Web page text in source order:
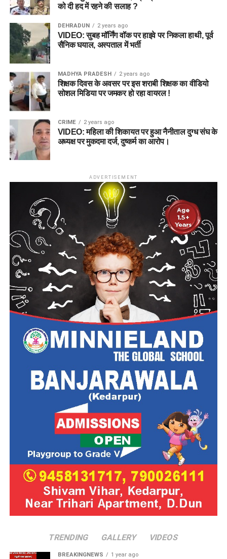
को दी हद में रहने की सलाह ?
DEHRADUN 2 years ago
VIDEO: सुबह मॉर्निंग वॉक पर हाइवे पर निकला हाथी, पूर्व
सैनिक घयाल, अस्पताल में भर्ती
MADHYA PRADESH 2 years ago
शिक्षक दिवस के अवसर पर इस शराबी शिक्षक का वीडियो
सोशल मिडिया पर जमकर हो रहा वायरल !
CRIME 2 years ago
VIDEO: महिला की शिकायत पर हुआ नैनीताल दुग्ध संघ के
अध्यक्ष पर मुकदमा दर्ज, दुष्कर्म का आरोप।
ADVERTISEMENT
TRENDING GALLERY VIDEOS
BREAKINGNEWS 1 year ago